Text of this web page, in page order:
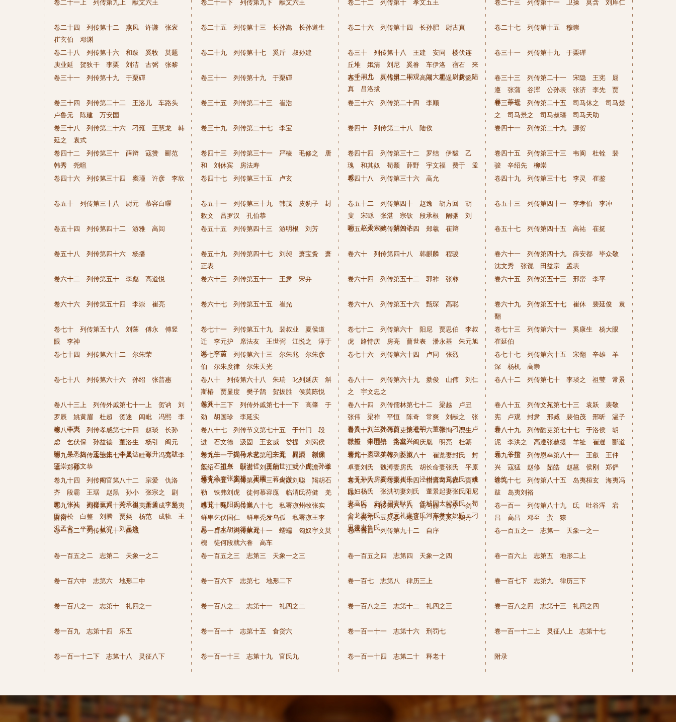
卷二十一上 列传第九上 献文六王 卷二十一下 列传第九下 献文六王 卷二十二 列传第十 孝文五王 卷二十三 列传第十一 卫操 莫含 刘库仁
卷二十四 列传第十二 燕凤 许谦 张衮
崔玄伯 邓渊
卷二十五 列传第十三 长孙嵩 长孙道生 卷二十六 列传第十四 长孙肥 尉古真 卷二十七 列传第十五 穆崇
卷二十八 列传第十六 和跋 奚牧 莫题
庾业延 贺狄干 李栗 刘洁 古弼 张黎
卷二十九 列传第十七 奚斤 叔孙建
卷三十 列传第十八 王建 安同 楼伏连
丘堆 娥清 刘尼 奚眷 车伊洛 宿石 来
大千周几 豆代田 周观 闾大肥 尉拨 陆
真 吕洛拔
卷三十一 列传第十九 于栗磾
卷三十一 列传第十九 于栗磾 卷三十一 列传第十九 于栗磾 卷三十二 列传第二十 高湖 崔逞 封懿
卷三十三 列传第二十一 宋隐 王宪 屈
遵 张蒲 谷浑 公孙表 张济 李先 贾
彝 薛提
卷三十四 列传第二十二 王洛儿 车路头
卢鲁元 陈建 万安国
卷三十五 列传第二十三 崔浩 卷三十六 列传第二十四 李顺
卷三十七 列传第二十五 司马休之 司马楚
之 司马景之 司马叔璠 司马天助
卷三十八 列传第二十六 刁雍 王慧龙 韩
延之 袁式
卷三十九 列传第二十七 李宝 卷四十 列传第二十八 陆俟 卷四十一 列传第二十九 源贺
卷四十二 列传第三十 薛辩 寇赞 郦范
韩秀 尧暄
卷四十三 列传第三十一 严棱 毛修之 唐
和 刘休宾 房法寿
卷四十四 列传第三十二 罗结 伊馛 乙
瑰 和其奴 苟颓 薛野 宇文福 费于 孟
威
卷四十五 列传第三十三 韦阆 杜铨 裴
骏 辛绍先 柳崇
卷四十六 列传第三十四 窦瑾 许彦 李欣
卷四十七 列传第三十五 卢玄 卷四十八 列传第三十六 高允 卷四十九 列传第三十七 李灵 崔鉴
卷五十 列传第三十八 尉元 慕容白曜
卷五十一 列传第三十九 韩茂 皮豹子 封
敕文 吕罗汉 孔伯恭
卷五十二 列传第四十 赵逸 胡方回 胡
叟 宋繇 张湛 宗钦 段承根 阚骃 刘
昞 赵柔索敞 阴仲达
卷五十三 列传第四十一 李孝伯 李冲
卷五十四 列传第四十二 游雅 高闾 卷五十五 列传第四十三 游明根 刘芳 卷五十六 列传第四十四 郑羲 崔辩 卷五十七 列传第四十五 高祐 崔挺
卷五十八 列传第四十六 杨播
卷五十九 列传第四十七 刘昶 萧宝夤 萧
正表
卷六十 列传第四十八 韩麒麟 程骏
卷六十一 列传第四十九 薛安都 毕众敬
沈文秀 张谠 田益宗 孟表
卷六十二 列传第五十 李彪 高道悦
卷六十三 列传第五十一 王肃 宋弁 卷六十四 列传第五十二 郭祚 张彝 卷六十五 列传第五十三 邢峦 李平
卷六十六 列传第五十四 李崇 崔亮 卷六十七 列传第五十五 崔光 卷六十八 列传第五十六 甄琛 高聪
卷六十九 列传第五十七 崔休 裴延俊 袁
翻
卷七十 列传第五十八 刘藻 傅永 傅竖
眼 李神
卷七十一 列传第五十九 裴叔业 夏侯道
迁 李元护 席法友 王世弼 江悦之 淳于
诞 李苗
卷七十二 列传第六十 阳尼 贾思伯 李叔
虎 路恃庆 房亮 曹世表 潘永基 朱元旭
卷七十三 列传第六十一 奚康生 杨大眼
崔延伯
卷七十四 列传第六十二 尔朱荣
卷七十五 列传第六十三 尔朱兆 尔朱彦
伯 尔朱度律 尔朱天光
卷七十六 列传第六十四 卢同 张烈
卷七十七 列传第六十五 宋翻 辛雄 羊
深 杨机 高崇
卷七十八 列传第六十六 孙绍 张普惠
卷八十 列传第六十八 朱瑞 叱列延庆 斛
斯椿 贾显度 樊子鹄 贺拔胜 侯莫陈悦
侯渊
卷八十一 列传第六十九 綦俊 山伟 刘仁
之 宇文忠之
卷八十二 列传第七十 李琰之 祖莹 常景
卷八十三上 列传外戚第七十一上 贺讷 刘
罗辰 姚黄眉 杜超 贺迷 闾毗 冯熙 李
峻 李惠
卷八十三下 列传外戚第七十一下 高肇 于
劲 胡国珍 李延实
卷八十四 列传儒林第七十二 梁越 卢丑
张伟 梁祚 平恒 陈奇 常爽 刘献之 张
吾贵 刘兰孙惠蔚 徐遵明 董徵 刁冲 卢
景裕 李同轨 李业兴
卷八十五 列传文苑第七十三 袁跃 裴敬
宪 卢观 封肃 邢臧 裴伯茂 邢昕 温子
升
卷八十六 列传孝感第七十四 赵琰 长孙
虑 乞伏保 孙益德 董洛生 杨引 阎元
明 吴悉达 王续生 李显达 张升 仓跋
王崇 郭文恭
卷八十七 列传节义第七十五 于什门 段
进 石文德 汲固 王玄威 娄提 刘渴侯
朱长生 于提马八龙 门文爱 晁清 刘侯
仁 石祖兴 邵洪哲 王荣世 胡小虎 孙道
登李几 张安祖 王闾
卷八十八 列传良吏第七十六 张恂 鹿生
张应 宋世景 路邕 阎庆胤 明亮 杜纂
裴佗 窦瑗羊敦 苏淑
卷八十九 列传酷吏第七十七 于洛侯 胡
泥 李洪之 高遵张赦提 羊祉 崔暹 郦道
元 谷楷
卷九十 列传逸士第七十八 眭夸 冯亮 李
谧 郑修
卷九十一 列传术艺第七十九 晁崇 张渊
殷绍 王早 耿玄 刘灵助 江式 周澹 李
修 徐謇 王显 崔彧 蒋少游
卷九十二 列传列女第八十 崔览妻封氏 封
卓妻刘氏 魏溥妻房氏 胡长命妻张氏 平原
女子孙氏房爱亲妻崔氏 泾州贞女兕先氏 姚
氏妇杨氏 张洪初妻刘氏 董景起妻张氏阳尼
妻高氏 史映周妻耿氏 任城国太妃孟氏 苟
金龙妻刘氏 卢元礼妻李氏河东孝女姚氏 刁
思遵妻鲁氏
卷九十三 列传恩幸第八十一 王叡 王仲
兴 寇猛 赵修 茹皓 赵邕 侯刚 郑俨
徐纥
卷九十四 列传阉官第八十二 宗爱 仇洛
齐 段霸 王琚 赵黑 孙小 张宗之 剧
鹏 张祐 抱嶷王遇 苻承祖 王质 李坚
田秦松 白整 刘腾 贾粲 杨范 成轨 王
温孟鸾 平季 封津 刘思逸
卷九十五 列传第八十三 匈奴刘聪 羯胡石
勒 铁弗刘虎 徒何慕容廆 临渭氐苻健 羌
姚苌 略阳氐吕光
卷九十六 列传第八十四 僣晋司马叡 賨李
雄
卷九十七 列传第八十五 岛夷桓玄 海夷冯
跋 岛夷刘裕
卷九十八 列传第八十六 岛夷萧道成 岛夷
萧衍
卷九十九 列传第八十七 私署凉州牧张实
鲜卑乞伏国仁 鲜卑秃发乌孤 私署凉王李
暠 卢水胡沮渠蒙逊
卷一百 列传第八十八 高句丽 百济 勿
吉 失韦 豆莫娄 地豆于 库莫奚 契丹
乌洛侯
卷一百一 列传第八十九 氐 吐谷浑 宕
昌 高昌 邓至 蛮 獠
卷一百二 列传第九十 西域
卷一百三 列传第九十一 蠕蠕 匈奴宇文莫
槐 徒何段就六眷 高车
卷一百四 列传第九十二 自序 卷一百五之一 志第一 天象一之一
卷一百五之二 志第二 天象一之二 卷一百五之三 志第三 天象一之三 卷一百五之四 志第四 天象一之四 卷一百六上 志第五 地形二上
卷一百六中 志第六 地形二中 卷一百六下 志第七 地形二下 卷一百七 志第八 律历三上 卷一百七下 志第九 律历三下
卷一百八之一 志第十 礼四之一 卷一百八之二 志第十一 礼四之二 卷一百八之三 志第十二 礼四之三 卷一百八之四 志第十三 礼四之四
卷一百九 志第十四 乐五 卷一百一十 志第十五 食货六 卷一百一十一 志第十六 刑罚七 卷一百一十二上 灵征八上 志第十七
卷一百一十二下 志第十八 灵征八下 卷一百一十三 志第十九 官氏九 卷一百一十四 志第二十 释老十 附录